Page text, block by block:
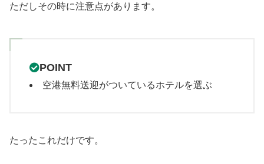
ただしその時に注意点があります。
POINT
空港無料送迎がついているホテルを選ぶ
たったこれだけです。